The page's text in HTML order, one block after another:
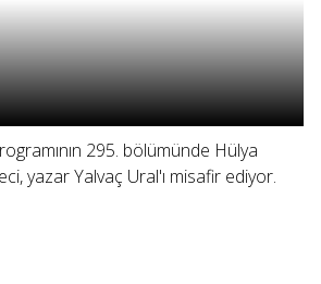
295. bölümünde Hülya
yazar Yalvaç Ural'ı misafir ediyor.